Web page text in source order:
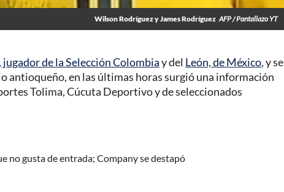
Wilson Rodríguez y James Rodríguez AFP / Pantallazo YT
jugador de la Selección Colombiay del León, de México, y se
antioqueño, en las últimas horas surgió una información
Tolima, Cúcuta Deportivo y de seleccionados
no gusta de entrada; Company se destapó